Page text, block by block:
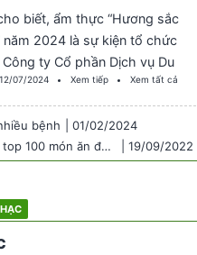
biết, ẩm thực “Hương sắc
năm 2024 là sự kiện tổ chức
ty Cổ phần Dịch vụ Du
Công viên Văn hóa Đầm Sen
các đơn vị doanh nghiệp tổ
viên Văn hóa Đầm Sen, quận
Liên hoan ẩm thực
12/07/2024 Xem tiếp Xem tất cả
bệnh
| 01/02/2024
sản, quà tặng Việt Nam
| 19/09/2022